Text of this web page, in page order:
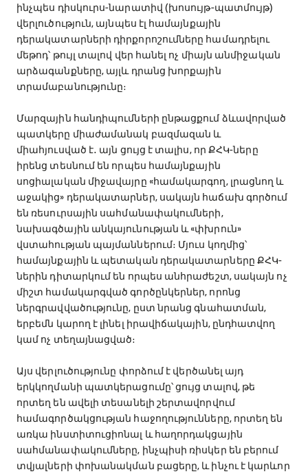
ինչպես դիսկուրս-նարատիվ (խոսույթ-պատմույթ)
վերլուծություն, այնպես էլ համայնքային
դերակատարների դիրքորոշումները համադրելու
մեթոդ՝ թույլ տալով վեր հանել ոչ միայն անմիջական
արձագանքները, այլև դրանց խորքային
տրամաբանությունը։
Մարզային հանդիպումների ընթացքում ձևավորված
պատկերը միաժամանակ բազմազան և
միահյուսված է․ այն ցույց է տալիս, որ ՔՀԿ-ները
իրենց տեսնում են որպես համայնքային
սոցիալական միջավայրը «համակարգող, լրացնող և
աջակից» դերակատարներ, սակայն հաճախ գործում
են ռեսուրսային սահմանափակումների,
նախագծային անկայունության և «փխրուն»
վստահության պայմաններում։ Մյուս կողմից՝
համայնքային և պետական դերակատարները ՔՀԿ-
ներին դիտարկում են որպես անհրաժեշտ, սակայն ոչ
միշտ համակարգված գործընկերներ, որոնց
ներգրավվածությունը, ըստ նրանց գնահատման,
երբեմն կարող է լինել իրավիճակային, ընդհատվող
կամ ոչ տեղայնացված։
Այս վերլուծությունը փորձում է վերծանել այդ
երկկողմանի պատկերացումը՝ ցույց տալով, թե
որտեղ են ավելի տեսանելի շերտավորվում
համագործակցության հաջողությունները, որտեղ են
առկա ինստիտուցիոնալ և հաղորդակցային
սահմանափակումները, ինչպիսի ռիսկեր են բերում
տվյալների փոխանակման բացերը, և ինչու է կարևոր